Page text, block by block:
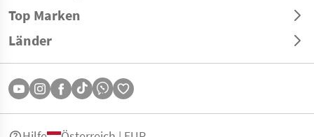
Top Marken
Länder